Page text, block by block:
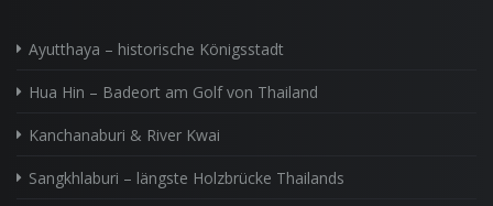
Ayutthaya – historische Königsstadt
Hua Hin – Badeort am Golf von Thailand
Kanchanaburi & River Kwai
Sangkhlaburi – längste Holzbrücke Thailands